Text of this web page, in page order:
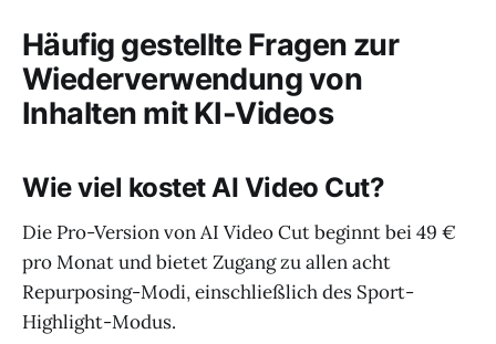
Häufig gestellte Fragen zur
Wiederverwendung von
Inhalten mit KI-Videos
Wie viel kostet AI Video Cut?
Die Pro-Version von AI Video Cut beginnt bei 49 €
pro Monat und bietet Zugang zu allen acht
Repurposing-Modi, einschließlich des Sport-
Highlight-Modus.